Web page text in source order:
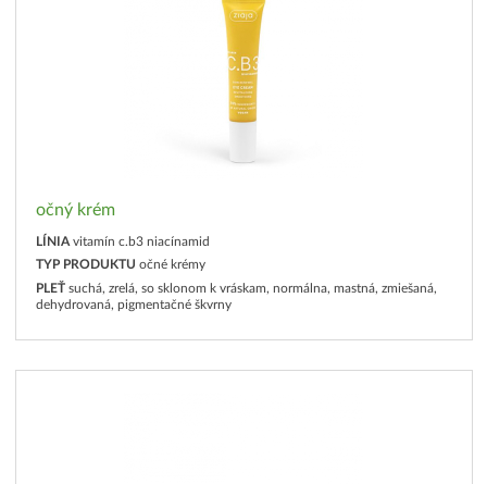
očný krém
LÍNIA vitamín c.b3 niacínamid
TYP PRODUKTU očné krémy
PLEŤ suchá, zrelá, so sklonom k vráskam, normálna, mastná, zmiešaná,
dehydrovaná, pigmentačné škvrny